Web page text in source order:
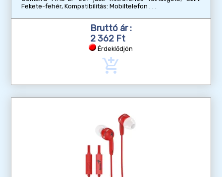
Fekete-fehér, Kompatibilitás: Mobiltelefon
Bruttó ár :
2 362 Ft
Érdeklődjön
add_shopping_cart